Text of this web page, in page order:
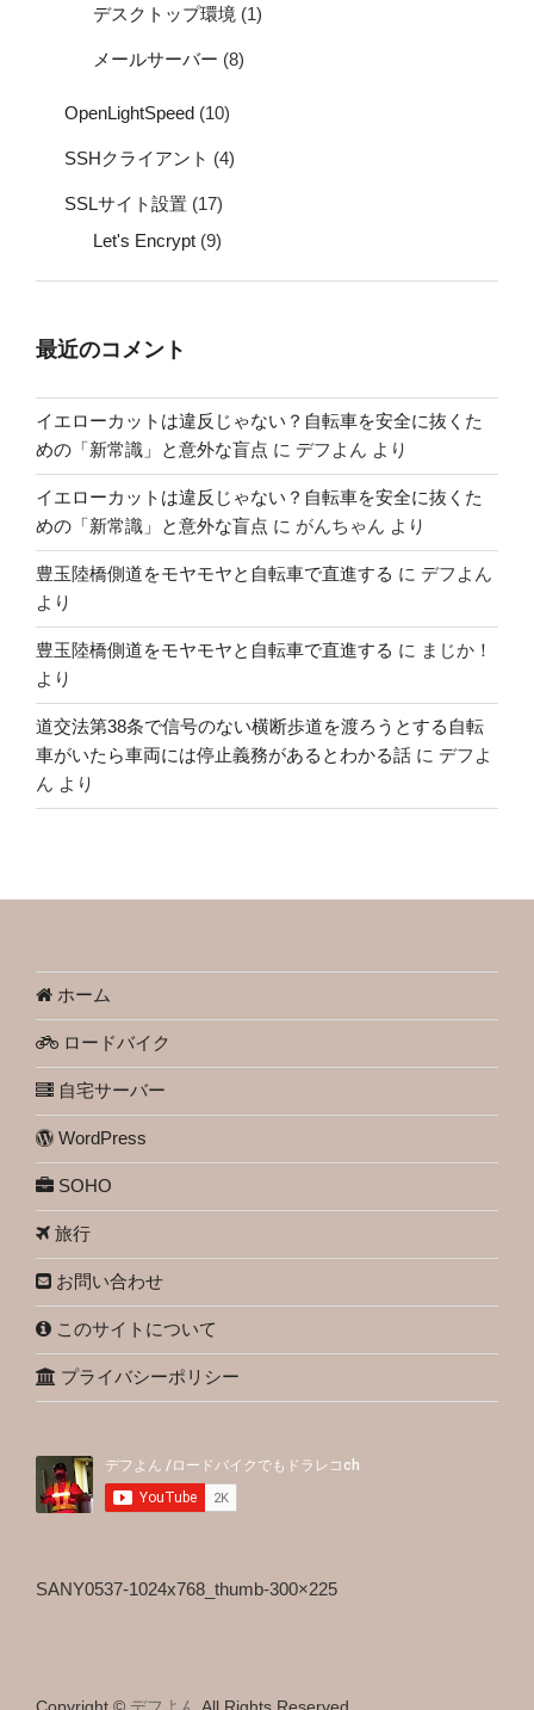
デスクトップ環境 (1)
メールサーバー (8)
OpenLightSpeed (10)
SSHクライアント (4)
SSLサイト設置 (17)
Let's Encrypt (9)
最近のコメント
イエローカットは違反じゃない？自転車を安全に抜くた
めの「新常識」と意外な盲点 に デフよん より
イエローカットは違反じゃない？自転車を安全に抜くた
めの「新常識」と意外な盲点 に がんちゃん より
豊玉陸橋側道をモヤモヤと自転車で直進する に デフよん
より
豊玉陸橋側道をモヤモヤと自転車で直進する に まじか！
より
道交法第38条で信号のない横断歩道を渡ろうとする自転
車がいたら車両には停止義務があるとわかる話 に デフよ
ん より
ホーム
ロードバイク
自宅サーバー
WordPress
SOHO
旅行
お問い合わせ
このサイトについて
プライバシーポリシー
SANY0537-1024x768_thumb-300×225